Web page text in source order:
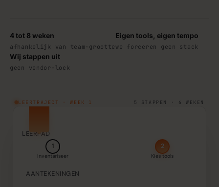
4 tot 8 weken
afhankelijk van team-grootte
Eigen tools, eigen tempo
we forceren geen stack
Wij stappen uit
geen vendor-lock
LEERTRAJECT · WEEK 1 5 STAPPEN · 6 WEKEN
LEERPAD
1
Inventariseer
2
Kies tools
Train kern-team
AANTEKENINGEN